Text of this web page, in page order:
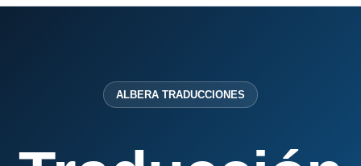
ALBERA TRADUCCIONES